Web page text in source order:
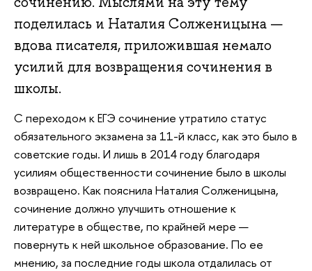
поделилась и Наталия Солженицына —
вдова писателя, приложившая немало
усилий для возвращения сочинения в
школы.
С переходом к ЕГЭ сочинение утратило статус
обязательного экзамена за 11-й класс, как это было в
советские годы. И лишь в 2014 году благодаря
усилиям общественности сочинение было в школы
возвращено. Как пояснила Наталия Солженицына,
сочинение должно улучшить отношение к
литературе в обществе, по крайней мере —
повернуть к ней школьное образование. По ее
мнению, за последние годы школа отдалилась от